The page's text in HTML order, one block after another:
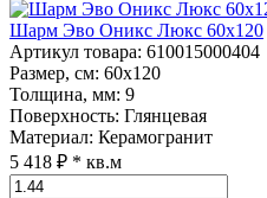
Шарм Эво Оникс Люкс 60x120
Артикул товара: 610015000404
Размер, см: 60x120
Толщина, мм: 9
Поверхность: Глянцевая
Материал: Керамогранит
5 418 ₽ * кв.м